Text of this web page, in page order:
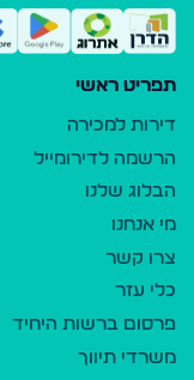
תפריט ראשי
דירות למכירה
הרשמה לדירומייל
הבלוג שלנו
מי אנחנו
צרו קשר
כלי עזר
פרסום ברשות היחיד
משרדי תיווך